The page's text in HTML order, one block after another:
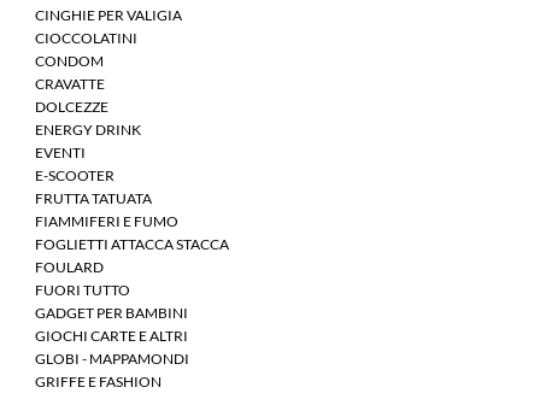
CINGHIE PER VALIGIA
CIOCCOLATINI
CONDOM
CRAVATTE
DOLCEZZE
ENERGY DRINK
EVENTI
E-SCOOTER
FRUTTA TATUATA
FIAMMIFERI E FUMO
FOGLIETTI ATTACCA STACCA
FOULARD
FUORI TUTTO
GADGET PER BAMBINI
GIOCHI CARTE E ALTRI
GLOBI - MAPPAMONDI
GRIFFE E FASHION